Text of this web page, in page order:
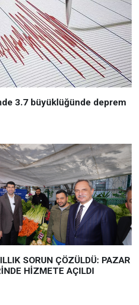
3.7 büyüklüğünde deprem
SORUN ÇÖZÜLDÜ: PAZAR
HİZMETE AÇILDI